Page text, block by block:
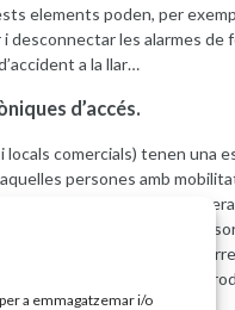
a emmagatzemar i/o
elements poden, per
desconnectar les alarmes de
a la llar…
d’accés.
comercials) tenen una
persones amb
Per superar aquesta
elevadora o
desplaçaments de curt
i, a diferència d’altres